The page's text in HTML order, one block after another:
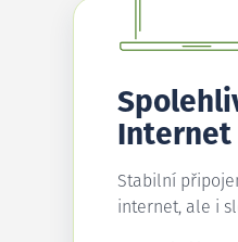
Internet
Stabilní
internet, ale i